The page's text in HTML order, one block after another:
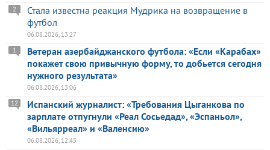
Стала известна реакция Мудрика на возвращение в
футбол
2
06.08.2026, 13:27
Ветеран азербайджанского футбола: «Если «Карабах»
покажет свою привычную форму, то добьется сегодня
нужного результата»
1
06.08.2026, 13:06
Испанский журналист: «Требования Цыганкова по
зарплате отпугнули «Реал Сосьедад», «Эспаньол»,
«Вильярреал» и «Валенсию»
12
06.08.2026, 12:45